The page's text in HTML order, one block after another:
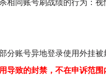
相同账号刷战绩的行为：视
分账号异地登录使用外挂
导致的封禁，不在申诉范围